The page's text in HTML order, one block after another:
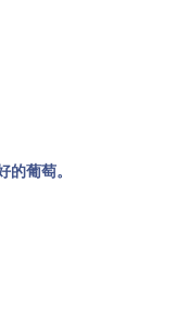
的葡萄。